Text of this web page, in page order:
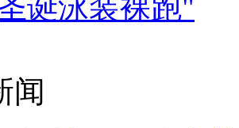
诞泳装裸跑"
闻